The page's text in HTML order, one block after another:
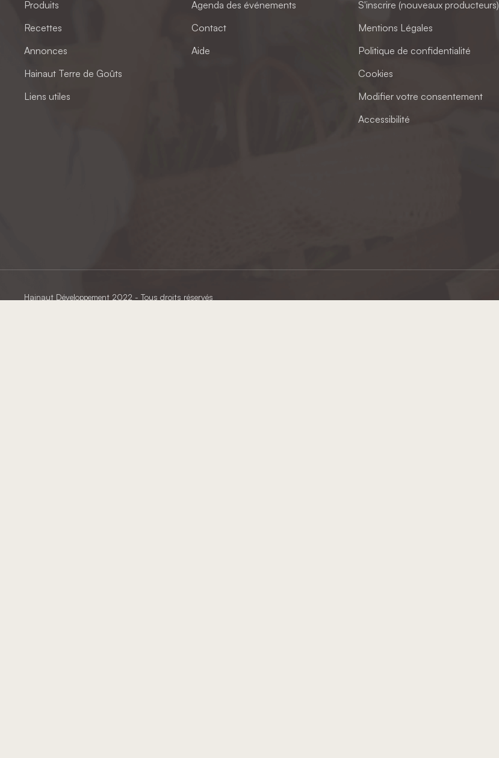
Produits
Recettes
Annonces
Hainaut Terre de Goûts
Liens utiles
Agenda des événements
Contact
Aide
S'inscrire (nouveaux producteurs)
Mentions Légales
Politique de confidentialité
Cookies
Modifier votre consentement
Accessibilité
Hainaut Développement 2022 - Tous droits réservés